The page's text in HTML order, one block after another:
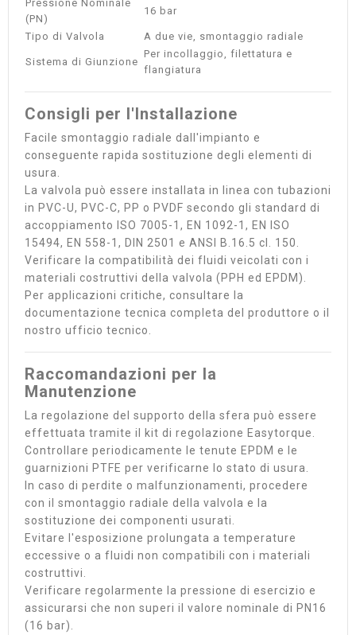
Pressione Nominale
(PN)
16 bar
Tipo di Valvola A due vie, smontaggio radiale
Sistema di Giunzione
Per incollaggio, filettatura e
flangiatura
Consigli per l'Installazione
Facile smontaggio radiale dall'impianto e
conseguente rapida sostituzione degli elementi di
usura.
La valvola può essere installata in linea con tubazioni
in PVC-U, PVC-C, PP o PVDF secondo gli standard di
accoppiamento ISO 7005-1, EN 1092-1, EN ISO
15494, EN 558-1, DIN 2501 e ANSI B.16.5 cl. 150.
Verificare la compatibilità dei fluidi veicolati con i
materiali costruttivi della valvola (PPH ed EPDM).
Per applicazioni critiche, consultare la
documentazione tecnica completa del produttore o il
nostro ufficio tecnico.
Raccomandazioni per la
Manutenzione
La regolazione del supporto della sfera può essere
effettuata tramite il kit di regolazione Easytorque.
Controllare periodicamente le tenute EPDM e le
guarnizioni PTFE per verificarne lo stato di usura.
In caso di perdite o malfunzionamenti, procedere
con il smontaggio radiale della valvola e la
sostituzione dei componenti usurati.
Evitare l'esposizione prolungata a temperature
eccessive o a fluidi non compatibili con i materiali
costruttivi.
Verificare regolarmente la pressione di esercizio e
assicurarsi che non superi il valore nominale di PN16
(16 bar).